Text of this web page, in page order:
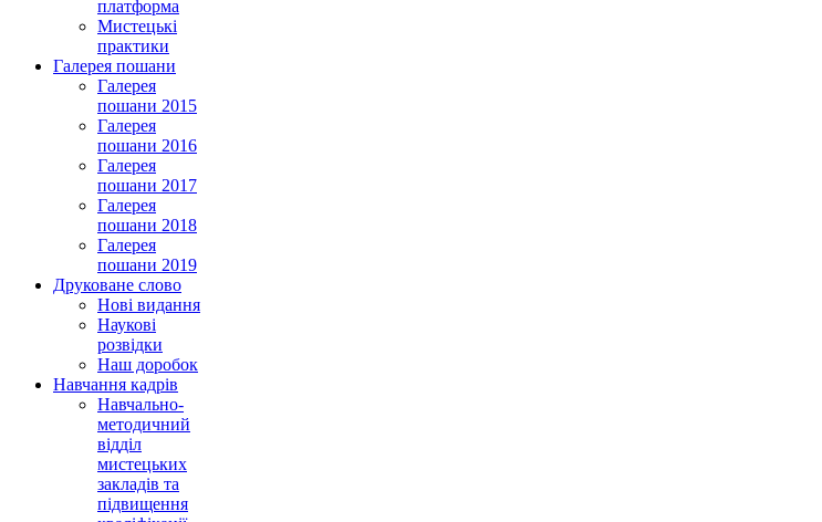
платформа
Мистецькі
практики
Галерея пошани
Галерея
пошани 2015
Галерея
пошани 2016
Галерея
пошани 2017
Галерея
пошани 2018
Галерея
пошани 2019
Друковане слово
Нові видання
Наукові
розвідки
Наш доробок
Навчання кадрів
Навчально-
методичний
відділ
мистецьких
закладів та
підвищення